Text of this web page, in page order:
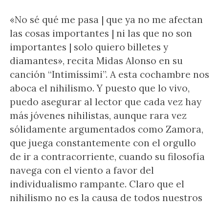
«No sé qué me pasa | que ya no me afectan
las cosas importantes | ni las que no son
importantes | solo quiero billetes y
diamantes», recita Midas Alonso en su
canción “Intimíssimi”. A esta cochambre nos
aboca el nihilismo. Y puesto que lo vivo,
puedo asegurar al lector que cada vez hay
más jóvenes nihilistas, aunque rara vez
sólidamente argumentados como Zamora,
que juega constantemente con el orgullo
de ir a contracorriente, cuando su filosofía
navega con el viento a favor del
individualismo rampante. Claro que el
nihilismo no es la causa de todos nuestros